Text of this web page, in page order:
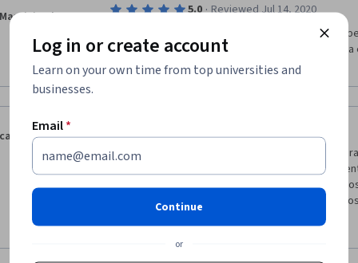
Mauricio Alzerreca 5.0 · Reviewed Jul 14, 2020
Es un curso muy bien organizado, el contenido es
aprendizaje mejorará mi capacidad de análisis de
políticas públicas. Muchas Gracias !!!
carlos castellanos
Me gusto mucho el curso, y estoy infinitamente
haberme permitido el financiamiento para el
constructiva me gustaría hacer mención que
encontraban en los links señalados, muchos de
maestros impartieron este curso; totalmente
entre España y latinoamerica existen diferencias
Show more
Log in or create account
Learn on your own time from top universities and
businesses.
Email*
Continue
or